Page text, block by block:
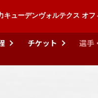
キューデンヴォルテクス オフ
チケット 選手